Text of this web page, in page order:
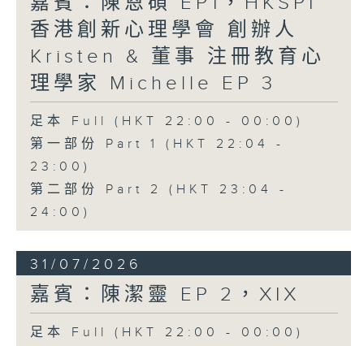
香港創新心理學會 創辦人
Kristen & 董事 注冊教育心
理學家 Michelle EP 3
足本 Full (HKT 22:00 - 00:00)
第一部份 Part 1 (HKT 22:04 -
23:00)
第二部份 Part 2 (HKT 23:04 -
24:00)
31/07/2026
嘉賓：陳潔靈 EP 2，XIX
足本 Full (HKT 22:00 - 00:00)